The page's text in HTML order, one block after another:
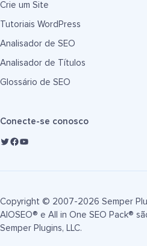
Crie um Site
Tutoriais WordPress
Analisador de SEO
Analisador de Títulos
Glossário de SEO
Conecte-se conosco
Copyright © 2007-2026 Semper
AIOSEO® e All in One SEO Pack®
Semper Plugins, LLC.